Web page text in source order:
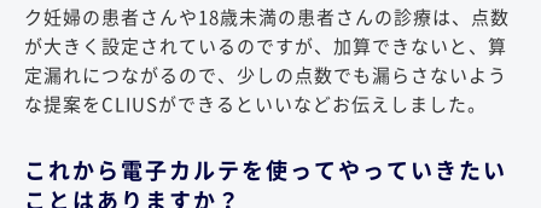
ク妊婦の患者さんや18歳未満の患者さんの診療は、点数
が大きく設定されているのですが、加算できないと、算
定漏れにつながるので、少しの点数でも漏らさないよう
な提案をCLIUSができるといいなどお伝えしました。
これから電子カルテを使ってやっていきたい
ことはありますか？